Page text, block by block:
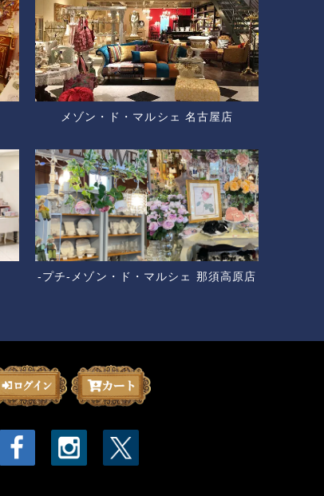
メゾン・ド・マルシェ 名古屋店
-プチ-メゾン・ド・マルシェ 那須高原店